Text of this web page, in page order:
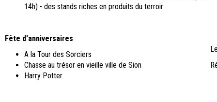
14h) - des stands riches en produits du terroir
Fête d'anniversaires
A la Tour des Sorciers
Chasse au trésor en vieille ville de Sion
Harry Potter